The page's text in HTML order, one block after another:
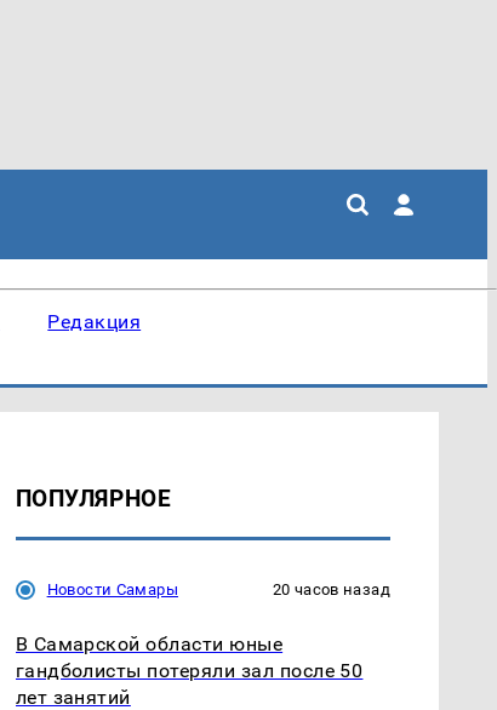
Редакция
ПОПУЛЯРНОЕ
Новости Самары 20 часов назад
В Самарской области юные
гандболисты потеряли зал после 50
лет занятий